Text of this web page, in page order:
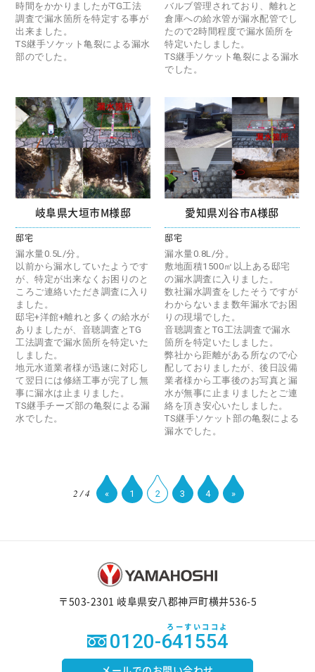
時間をかかりましたがTG工法
調査で漏水箇所を特定する事が
出来ました。
TS継手ソケット亀裂による漏水
部のでした。
バルブ管理されており、離れと
倉庫への給水管が漏水配管でし
たので2時間程度で漏水箇所を
特定いたしました。
TS継手ソケット亀裂による漏水
でした。
岐阜県大垣市M様邸
邸宅
漏水量0.5L/分。
以前から漏水していたようです
が、特定が出来なくお困りのと
ころご連絡いただき調査に入り
ました。
邸宅+洋館+離れと多くの給水が
ありましたが、音聴調査とTG
工法調査で漏水箇所を特定いた
しました。
地元水道業者様が迅速に対応し
て翌日には修繕工事が完了し無
事に漏水は止まりました。
TS継手チーズ部の亀裂による漏
水でした。
愛知県刈谷市A様邸
邸宅
漏水量0.8L/分。
敷地面積1500㎡以上ある邸宅
の漏水調査に入りました。
数社漏水調査をしたそうですが
わからないまま数年漏水でお困
りの現場でした。
音聴調査とTG工法調査で漏水
箇所を特定いたしました。
弊社から距離がある所なので心
配しておりましたが、後日設備
業者様から工事後のお写真と漏
水が無事に止まりましたとご連
絡を頂き安心いたしました。
TS継手ソケット部の亀裂による
漏水でした。
2 / 4 « 1 2 3 4 »
〒503-2301 岐阜県安八郡神戸町横井536-5
0120-641554
ろーすいココよ